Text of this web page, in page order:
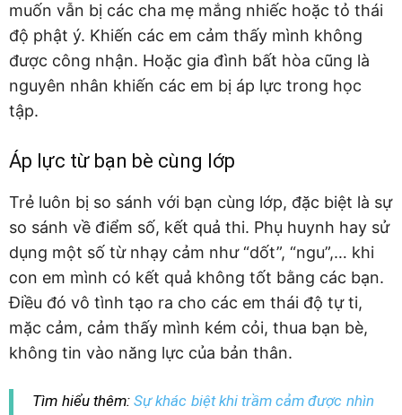
muốn vẫn bị các cha mẹ mắng nhiếc hoặc tỏ thái
độ phật ý. Khiến các em cảm thấy mình không
được công nhận. Hoặc gia đình bất hòa cũng là
nguyên nhân khiến các em bị áp lực trong học
tập.
Áp lực từ bạn bè cùng lớp
Trẻ luôn bị so sánh với bạn cùng lớp, đặc biệt là sự
so sánh về điểm số, kết quả thi. Phụ huynh hay sử
dụng một số từ nhạy cảm như “dốt”, “ngu”,… khi
con em mình có kết quả không tốt bằng các bạn.
Điều đó vô tình tạo ra cho các em thái độ tự ti,
mặc cảm, cảm thấy mình kém cỏi, thua bạn bè,
không tin vào năng lực của bản thân.
Tìm hiểu thêm:Sự khác biệt khi trầm cảm được nhìn